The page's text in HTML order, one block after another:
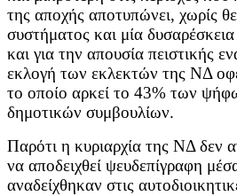
της αποχής αποτυπώνει, χωρίς
συστήματος και μία
και για την απουσία πειστικής
εκλογή των εκλεκτών της ΝΔ
το οποίο αρκεί το 43% των
δημοτικών συμβουλίων.
Παρότι η κυριαρχία της ΝΔ δεν
να αποδειχθεί ψευδεπίγραφη
αναδείχθηκαν στις